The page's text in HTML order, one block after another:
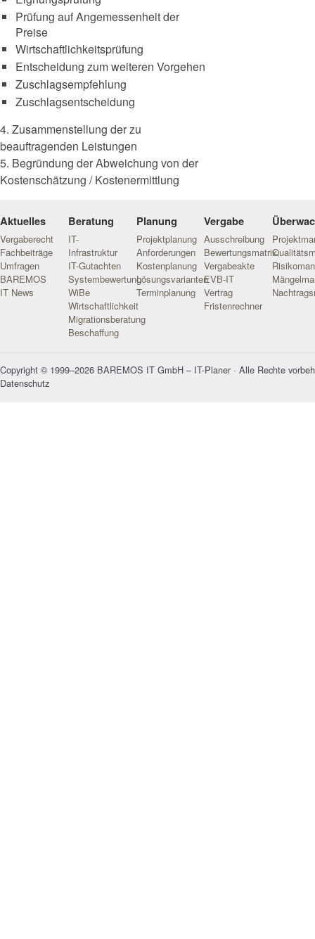
Prüfung auf Angemessenheit der
Preise
Wirtschaftlichkeitsprüfung
Entscheidung zum weiteren Vorgehen
Zuschlagsempfehlung
Zuschlagsentscheidung
4. Zusammenstellung der zu
beauftragenden Leistungen
5. Begründung der Abweichung von der
Kostenschätzung / Kostenermittlung
Aktuelles
Vergaberecht
Fachbeiträge
Umfragen
BAREMOS
IT News
Beratung
IT-
Infrastruktur
IT-Gutachten
Systembewertung
WiBe
Wirtschaftlichkeit
Migrationsberatung
Beschaffung
Planung
Projektplanung
Anforderungen
Kostenplanung
Lösungsvarianten
Terminplanung
Vergabe
Ausschreibung
Bewertungsmatrix
Vergabeakte
EVB-IT
Vertrag
Fristenrechner
Copyright © 1999–2026 BAREMOS IT GmbH – IT-Planer · Alle Rechte
Datenschutz